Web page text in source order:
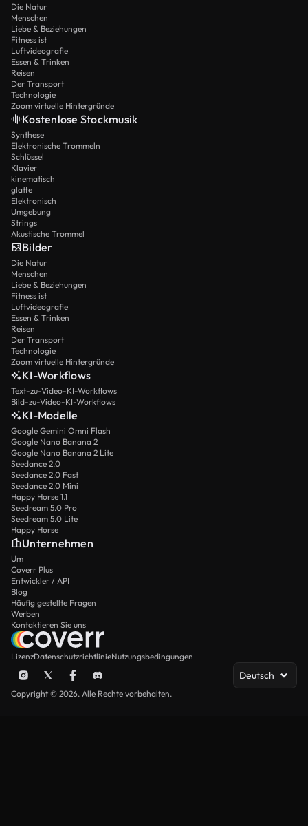
Die Natur
Menschen
Liebe & Beziehungen
Fitness ist
Luftvideografie
Essen & Trinken
Reisen
Der Transport
Technologie
Zoom virtuelle Hintergründe
Kostenlose Stockmusik
Synthese
Elektronische Trommeln
Schlüssel
Klavier
kinematisch
glatte
Elektronisch
Umgebung
Strings
Akustische Trommel
Bilder
Die Natur
Menschen
Liebe & Beziehungen
Fitness ist
Luftvideografie
Essen & Trinken
Reisen
Der Transport
Technologie
Zoom virtuelle Hintergründe
KI-Workflows
Text-zu-Video-KI-Workflows
Bild-zu-Video-KI-Workflows
KI-Modelle
Google Gemini Omni Flash
Google Nano Banana 2
Google Nano Banana 2 Lite
Seedance 2.0
Seedance 2.0 Fast
Seedance 2.0 Mini
Happy Horse 1.1
Seedream 5.0 Pro
Seedream 5.0 Lite
Happy Horse
Unternehmen
Um
Coverr Plus
Entwickler / API
Blog
Häufig gestellte Fragen
Werben
Kontaktieren Sie uns
LizenzDatenschutzrichtlinieNutzungsbedingungen
Deutsch
Copyright © 2026. Alle Rechte vorbehalten.